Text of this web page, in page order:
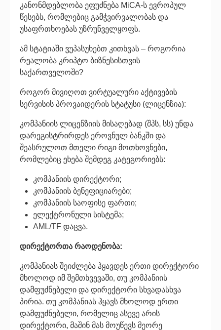
კანონმდებლობა ეფუძნება MiCA-ს ევროპულ
წესებს, რომლებიც გამჭვირვალობას და
უსაფრთხოებას უზრუნველყოფს.
ამ სტატიაში ვუპასუხებთ კითხვას – როგორია
რეალობა კრიპტო ბიზნესისთვის
საქართველოში?
როგორ მივიღოთ ვირტუალური აქტივების
სერვისის პროვაიდერის სტატუსი (ლიცენზია):
კომპანიის ლიცენზიის მისაღებად (შპს, სს) უნდა
დარეგისტრირდეს ეროვნულ ბანკში და
შეასრულოთ მთელი რიგი მოთხოვნები,
რომლებიც ეხება შემდეგ კატეგორიებს:
კომპანიის დირექტორი;
კომპანიის ბენეფიციარები;
კომპანიის საოფისე ფართი;
ელექტრონული სისტემა;
AML/TF დაცვა.
დირექტორთა რაოდენობა:
კომპანიას შეიძლება ჰყავდეს ერთი დირექტორი
მხოლოდ იმ შემთხვევაში, თუ კომპანიის
დამფუძნებელი და დირექტორი სხვადასხვა
პირია. თუ კომპანიას ჰყავს მხოლოდ ერთი
დამფუძნებელი, რომელიც ასევე არის
დირექტორი, მაშინ მას მოუწევს მეორე